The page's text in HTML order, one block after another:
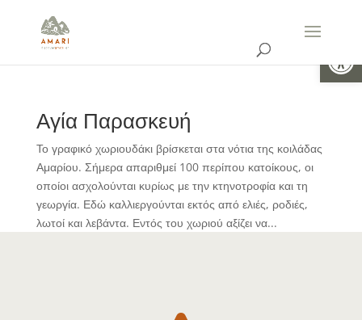
Αγία Παρασκευή
Το γραφικό χωριουδάκι βρίσκεται στα νότια της κοιλάδας
Αμαρίου. Σήμερα απαριθμεί 100 περίπου κατοίκους, οι
οποίοι ασχολούνται κυρίως με την κτηνοτροφία και τη
γεωργία. Εδώ καλλιεργούνται εκτός από ελιές, ροδιές,
λωτοί και λεβάντα. Εντός του χωριού αξίζει να...